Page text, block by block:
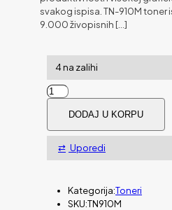
svakog ispisa. TN-910M toner
9.000 živopisnih […]
4 na zalihi
Toner
BROTHER
910M
količina
DODAJ U KORPU
Uporedi
Kategorija:Toneri
SKU:TN910M